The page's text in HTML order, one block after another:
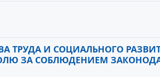
ТРУДА И СОЦИАЛЬНОГО
ЗА СОБЛЮДЕНИЕМ